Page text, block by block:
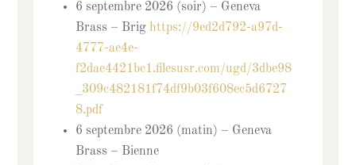
6 septembre 2026 (soir) – Geneva
Brass – Brig https://9ed2d792-a97d-
4777-ae4e-
f2dae4421bc1.filesusr.com/ugd/3dbe98
_309c482181f74df9b03f608ec5d6727
8.pdf
6 septembre 2026 (matin) – Geneva
Brass – Bienne